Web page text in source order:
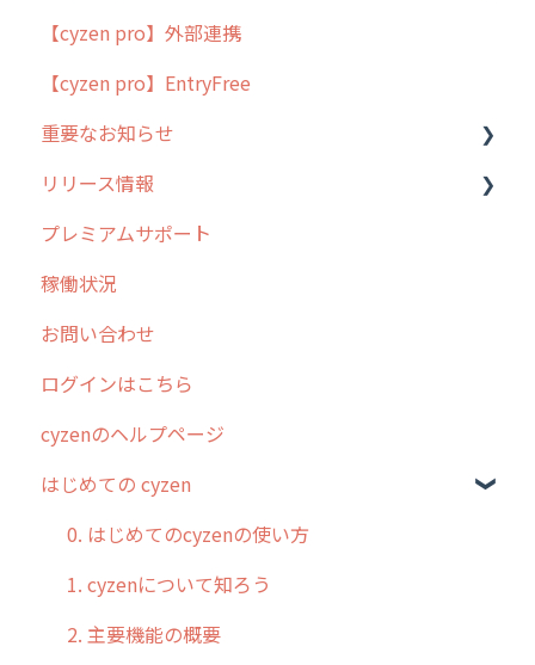
用語集
よくある質問
ポスティング
ラウンダー
メンテナンス
外廻り営業
清掃
不動産
【cyzen pro】外部連携
【cyzen pro】EntryFree
重要なお知らせ
過去の重要なお知らせ
障害情報
リリース情報
リリース
2026年のリリース情報
2025年のリリース情報
2024年のリリース情報
2023年のリリース情報
過去のリリース
2019年までのリリース情報
お客様の声を実現しました
プレミアムサポート
稼働状況
お問い合わせ
ログインはこちら
cyzenのヘルプページ
はじめての cyzen
0. はじめてのcyzenの使い方
1. cyzenについて知ろう
2. 主要機能の概要